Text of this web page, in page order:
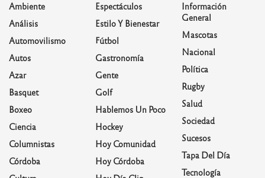
Ambiente
Análisis
Automovilismo
Autos
Azar
Basquet
Boxeo
Ciencia
Columnistas
Córdoba
Espectáculos
Estilo Y Bienestar
Fútbol
Gastronomía
Gente
Golf
Hablemos Un Poco
Hockey
Hoy Comunidad
Hoy Córdoba
Información
General
Mascotas
Nacional
Política
Rugby
Salud
Sociedad
Sucesos
Tapa Del Día
Tecnología